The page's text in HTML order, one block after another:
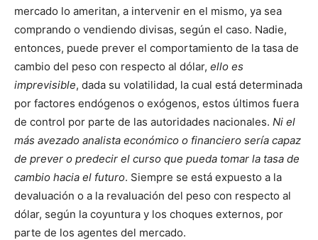
mercado lo ameritan, a intervenir en el mismo, ya sea
comprando o vendiendo divisas, según el caso. Nadie,
entonces, puede prever el comportamiento de la tasa de
cambio del peso con respecto al dólar, ello es
imprevisible, dada su volatilidad, la cual está determinada
por factores endógenos o exógenos, estos últimos fuera
de control por parte de las autoridades nacionales. Ni el
más avezado analista económico o financiero sería capaz
de prever o predecir el curso que pueda tomar la tasa de
cambio hacia el futuro. Siempre se está expuesto a la
devaluación o a la revaluación del peso con respecto al
dólar, según la coyuntura y los choques externos, por
parte de los agentes del mercado.